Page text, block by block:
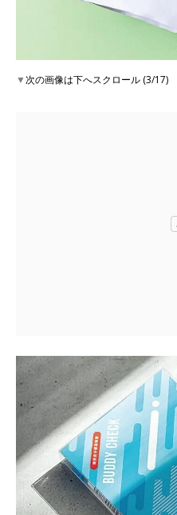
▼次の画像は下へスクロール (3/17)